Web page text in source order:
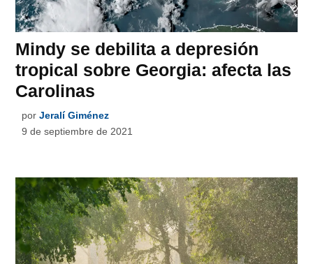
Mindy se debilita a depresión
tropical sobre Georgia: afecta las
Carolinas
por Jeralí Giménez
9 de septiembre de 2021